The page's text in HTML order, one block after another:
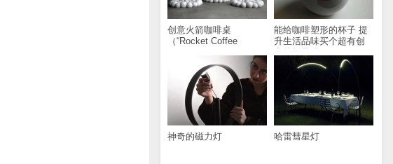
创意火箭咖啡桌
（“Rocket Coffee
能给咖啡塑形的杯子 提
升生活品味买个超有创
神奇的磁力灯 哈雷彗星灯